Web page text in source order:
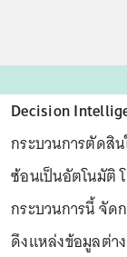
Decision
กระบวนการตัดสิ
ซ้อนเป็นอัตโนมัติ
กระบวนการนี้ จัด
ดึงแหล่งข้อมูลต่า